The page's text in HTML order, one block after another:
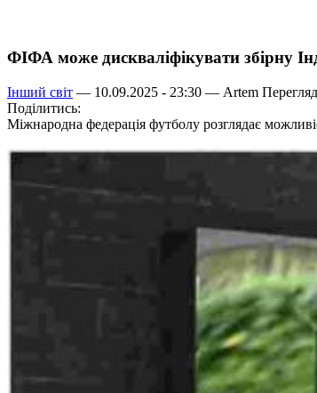
ФІФА може дискваліфікувати збірну
Інший світ — 10.09.2025 - 23:30 — Artem
Поділитись:
Міжнародна федерація футболу розглядає